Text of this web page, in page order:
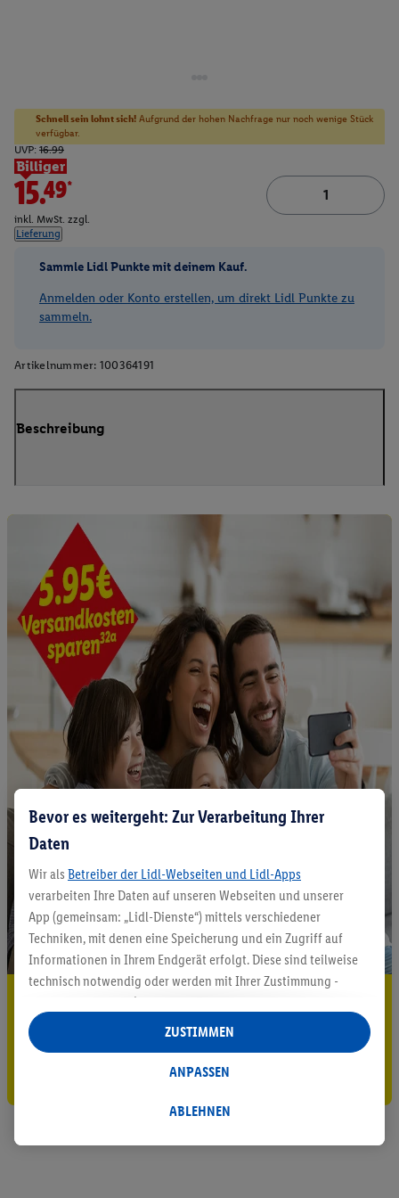
Schnell sein lohnt sich! Aufgrund der hohen Nachfrage nur noch wenige Stück
verfügbar.
UVP: 16.99
Billiger
15.49*
inkl. MwSt. zzgl.
Lieferung
Sammle Lidl Punkte mit deinem Kauf.
Anmelden oder Konto erstellen, um direkt Lidl Punkte zu
sammeln.
Artikelnummer: 100364191
Beschreibung
5.95 € Versand sparen³²ᵃ
Jetzt zum Newsletter anmelden
Gutschein sichern!
Bevor es weitergeht: Zur Verarbeitung Ihrer
Daten
Wir als Betreiber der Lidl-Webseiten und Lidl-Apps
verarbeiten Ihre Daten auf unseren Webseiten und unserer
App (gemeinsam: „Lidl-Dienste“) mittels verschiedener
Techniken, mit denen eine Speicherung und ein Zugriff auf
Informationen in Ihrem Endgerät erfolgt. Diese sind teilweise
technisch notwendig oder werden mit Ihrer Zustimmung -
auch durch Partner (u.a.
Verantwortliche; im Zusammenhang mit dem IAB TCF
insgesamt
Statistik-Erstellung oder für personalisierte Werbung
Datenverarbeitungen für personalisierte Werbung werden
ABLEHNEN
ANPASSEN
ZUSTIMMEN